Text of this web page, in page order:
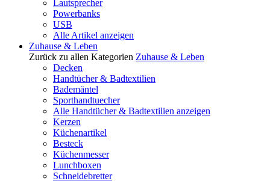
Lautsprecher
Powerbanks
USB
Alle Artikel anzeigen
Zuhause & Leben
Zurück zu allen Kategorien Zuhause & Leben
Decken
Handtücher & Badtextilien
Bademäntel
Sporthandtuecher
Alle Handtücher & Badtextilien anzeigen
Kerzen
Küchenartikel
Besteck
Küchenmesser
Lunchboxen
Schneidebretter